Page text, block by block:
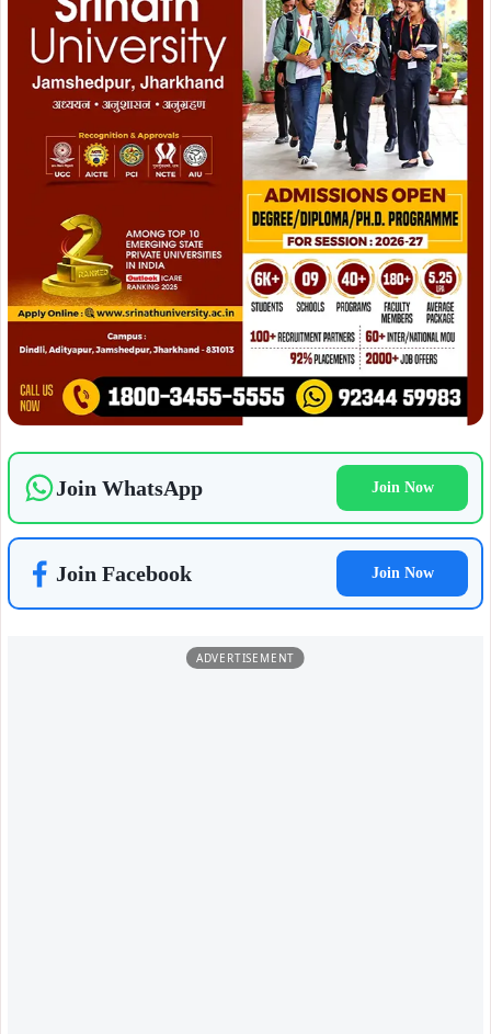
Join WhatsApp Join Now
Join Facebook Join Now
ADVERTISEMENT